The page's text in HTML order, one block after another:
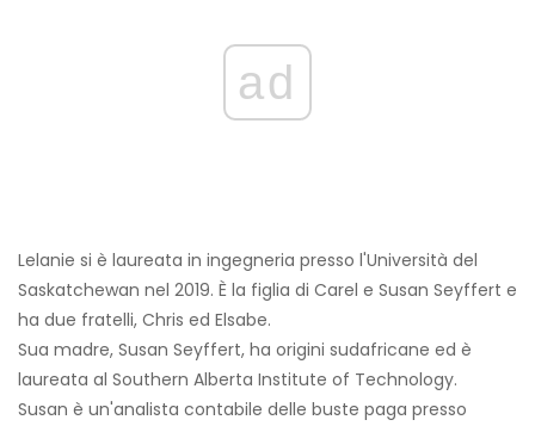
ad
Lelanie si è laureata in ingegneria presso l'Università del
Saskatchewan nel 2019. È la figlia di Carel e Susan Seyffert e
ha due fratelli, Chris ed Elsabe.
Sua madre, Susan Seyffert, ha origini sudafricane ed è
laureata al Southern Alberta Institute of Technology.
Susan è un'analista contabile delle buste paga presso